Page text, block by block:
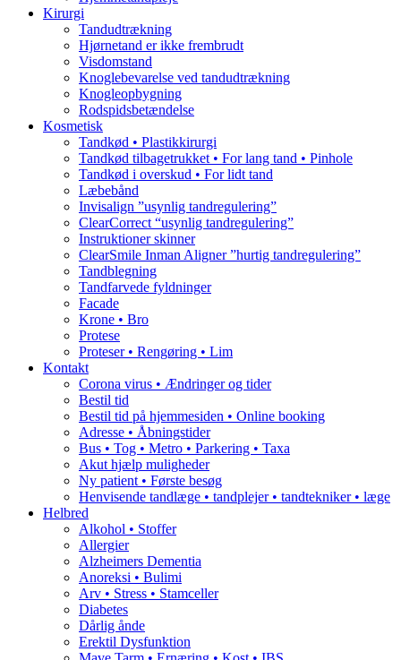
Kirurgi
Tandudtrækning
Hjørnetand er ikke frembrudt
Visdomstand
Knoglebevarelse ved tandudtrækning
Knogleopbygning
Rodspidsbetændelse
Kosmetisk
Tandkød • Plastikkirurgi
Tandkød tilbagetrukket • For lang tand • Pinhole
Tandkød i overskud • For lidt tand
Læbebånd
Invisalign ”usynlig tandregulering”
ClearCorrect “usynlig tandregulering”
Instruktioner skinner
ClearSmile Inman Aligner ”hurtig tandregulering”
Tandblegning
Tandfarvede fyldninger
Facade
Krone • Bro
Protese
Proteser • Rengøring • Lim
Kontakt
Corona virus • Ændringer og tider
Bestil tid
Bestil tid på hjemmesiden • Online booking
Adresse • Åbningstider
Bus • Tog • Metro • Parkering • Taxa
Akut hjælp muligheder
Ny patient • Første besøg
Henvisende tandlæge • tandplejer • tandtekniker • læge
Helbred
Alkohol • Stoffer
Allergier
Alzheimers Dementia
Anoreksi • Bulimi
Arv • Stress • Stamceller
Diabetes
Dårlig ånde
Erektil Dysfunktion